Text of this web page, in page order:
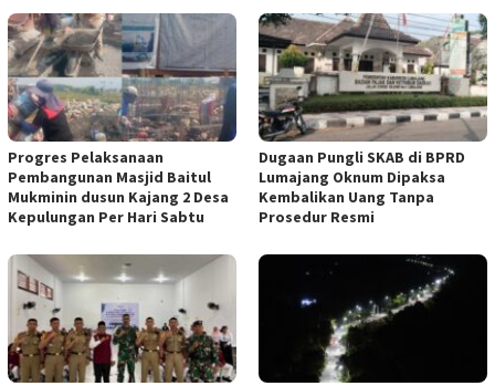
Progres Pelaksanaan
Pembangunan Masjid Baitul
Mukminin dusun Kajang 2 Desa
Kepulungan Per Hari Sabtu
Dugaan Pungli SKAB di BPRD
Lumajang Oknum Dipaksa
Kembalikan Uang Tanpa
Prosedur Resmi